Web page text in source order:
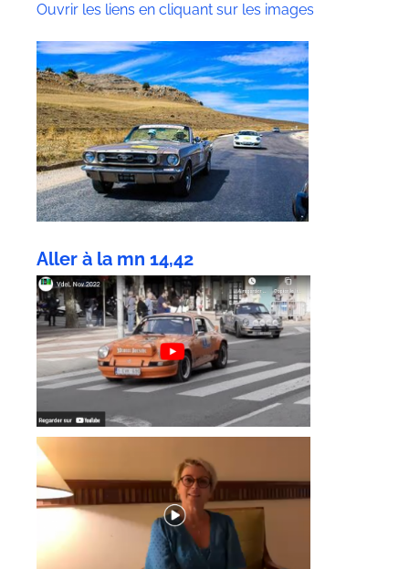
Ouvrir les liens en cliquant sur les images
Aller à la mn 14,42